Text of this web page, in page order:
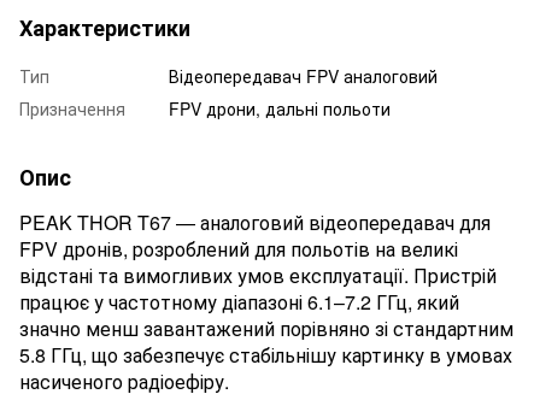
Характеристики
Тип
Відеопередавач FPV аналоговий
Призначення
FPV дрони, дальні польоти
Опис
PEAK THOR T67 — аналоговий відеопередавач для
FPV дронів, розроблений для польотів на великі
відстані та вимогливих умов експлуатації. Пристрій
працює у частотному діапазоні 6.1–7.2 ГГц, який
значно менш завантажений порівняно зі стандартним
5.8 ГГц, що забезпечує стабільнішу картинку в умовах
насиченого радіоефіру.